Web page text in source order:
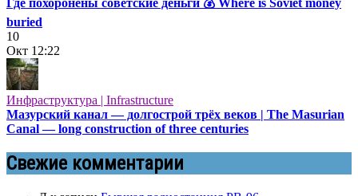
Где похоронены советские деньги 💰 Where is Soviet money
buried
10
Окт 12:22
Инфраструктура | Infrastructure
Мазурский канал — долгострой трёх веков | The Masurian
Canal — long construction of three centuries
Свежие комментарии